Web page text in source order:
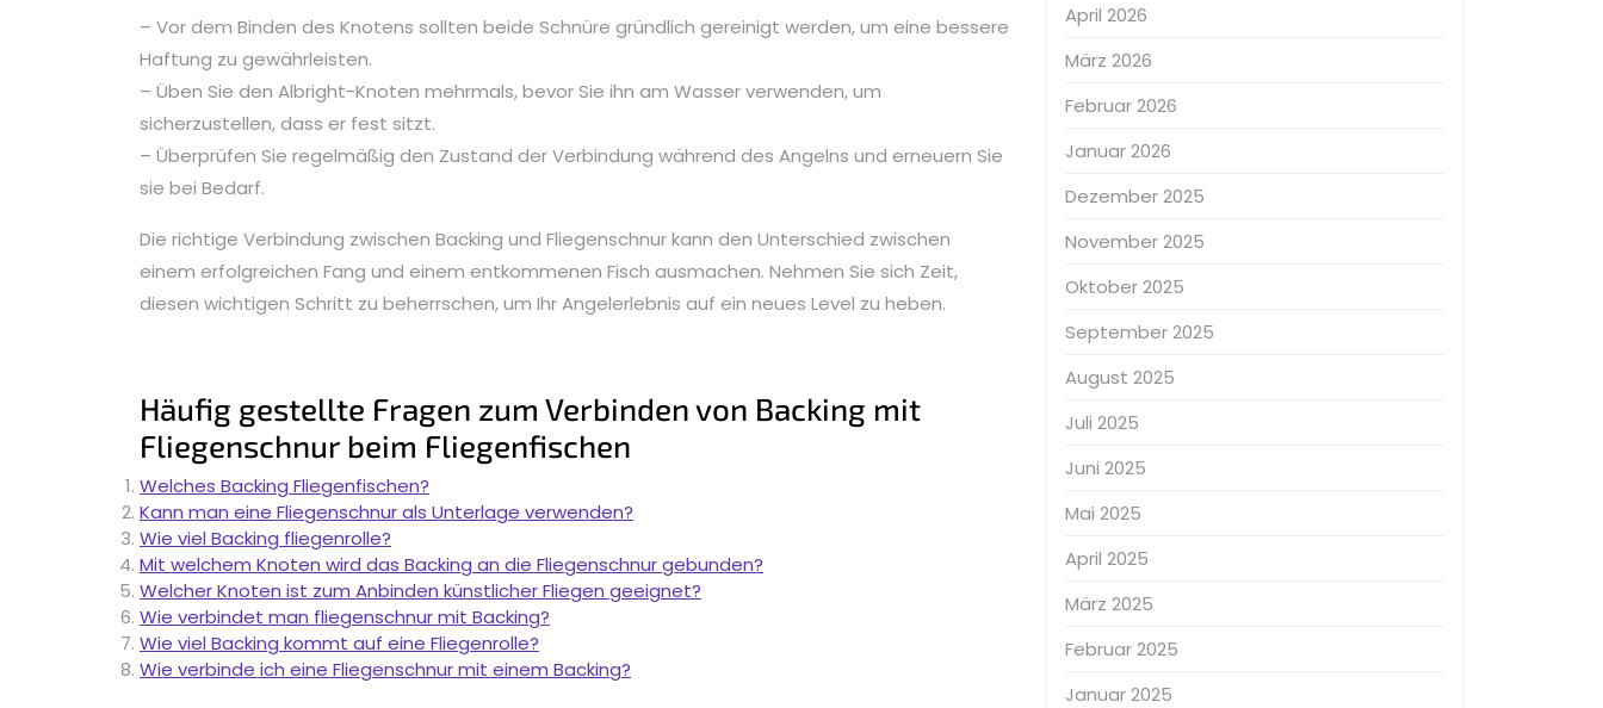
– Vor dem Binden des Knotens sollten beide Schnüre gründlich gereinigt werden, um eine bessere
Haftung zu gewährleisten.
– Üben Sie den Albright-Knoten mehrmals, bevor Sie ihn am Wasser verwenden, um
sicherzustellen, dass er fest sitzt.
– Überprüfen Sie regelmäßig den Zustand der Verbindung während des Angelns und erneuern Sie
sie bei Bedarf.
Die richtige Verbindung zwischen Backing und Fliegenschnur kann den Unterschied zwischen
einem erfolgreichen Fang und einem entkommenen Fisch ausmachen. Nehmen Sie sich Zeit,
diesen wichtigen Schritt zu beherrschen, um Ihr Angelerlebnis auf ein neues Level zu heben.
Häufig gestellte Fragen zum Verbinden von Backing mit
Fliegenschnur beim Fliegenfischen
Welches Backing Fliegenfischen?
Kann man eine Fliegenschnur als Unterlage verwenden?
Wie viel Backing fliegenrolle?
Mit welchem ​​Knoten wird das Backing an die Fliegenschnur gebunden?
Welcher Knoten ist zum Anbinden künstlicher Fliegen geeignet?
Wie verbindet man fliegenschnur mit Backing?
Wie viel Backing kommt auf eine Fliegenrolle?
Wie verbinde ich eine Fliegenschnur mit einem Backing?
April 2026
März 2026
Februar 2026
Januar 2026
Dezember 2025
November 2025
Oktober 2025
September 2025
August 2025
Juli 2025
Juni 2025
Mai 2025
April 2025
März 2025
Februar 2025
Januar 2025